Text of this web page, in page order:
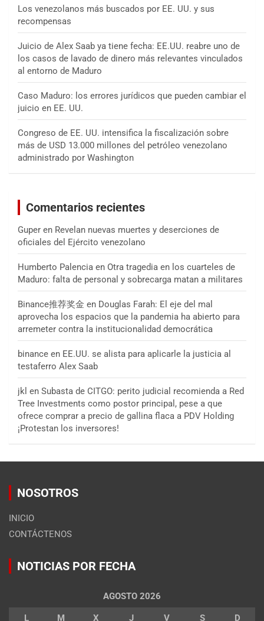
Los venezolanos más buscados por EE. UU. y sus
recompensas
Juicio de Alex Saab ya tiene fecha: EE.UU. reabre uno de
los casos de lavado de dinero más relevantes vinculados
al entorno de Maduro
Caso Maduro: los errores jurídicos que pueden cambiar el
juicio en EE. UU.
Congreso de EE. UU. intensifica la fiscalización sobre
más de USD 13.000 millones del petróleo venezolano
administrado por Washington
Comentarios recientes
Guper en Revelan nuevas muertes y deserciones de
oficiales del Ejército venezolano
Humberto Palencia en Otra tragedia en los cuarteles de
Maduro: falta de personal y sobrecarga matan a militares
Binance推荐奖金 en Douglas Farah: El eje del mal
aprovecha los espacios que la pandemia ha abierto para
arremeter contra la institucionalidad democrática
binance en EE.UU. se alista para aplicarle la justicia al
testaferro Alex Saab
jkl en Subasta de CITGO: perito judicial recomienda a Red
Tree Investments como postor principal, pese a que
ofrece comprar a precio de gallina flaca a PDV Holding
¡Protestan los inversores!
NOSOTROS
INICIO
CONTÁCTENOS
NOTICIAS POR FECHA
AGOSTO 2026
L M X J V S D